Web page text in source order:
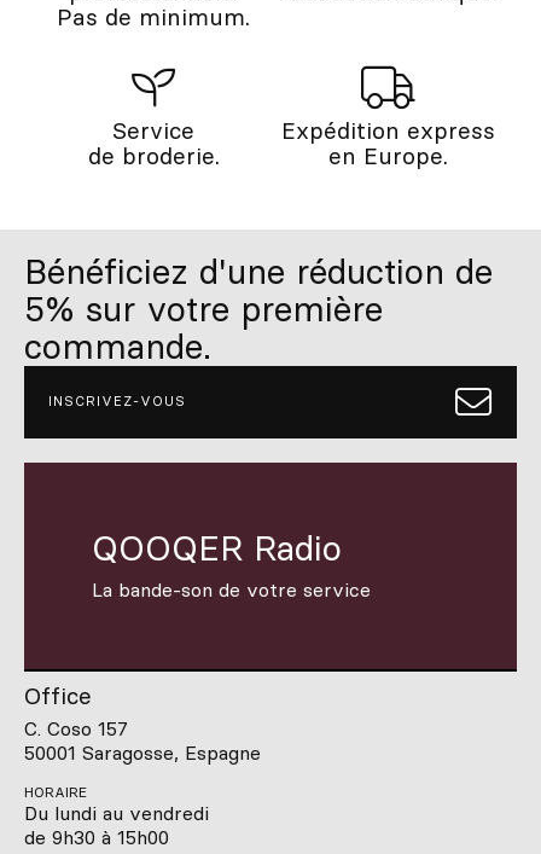
Pas de minimum.
Service
de broderie.
Expédition express
en Europe.
Bénéficiez d'une réduction de
5% sur votre première
commande.
INSCRIVEZ-VOUS
QOOQER Radio
La bande-son de votre service
Office
C. Coso 157
50001 Saragosse, Espagne
HORAIRE
Du lundi au vendredi
de 9h30 à 15h00